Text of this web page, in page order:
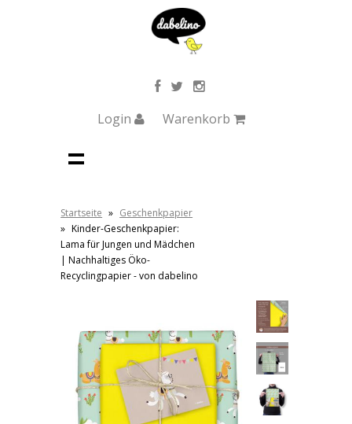
Login Warenkorb
Startseite » Geschenkpapier
» Kinder-Geschenkpapier:
Lama für Jungen und Mädchen
| Nachhaltiges Öko-
Recyclingpapier - von dabelino